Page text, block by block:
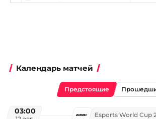
Календарь матчей
Предстоящие
03:00